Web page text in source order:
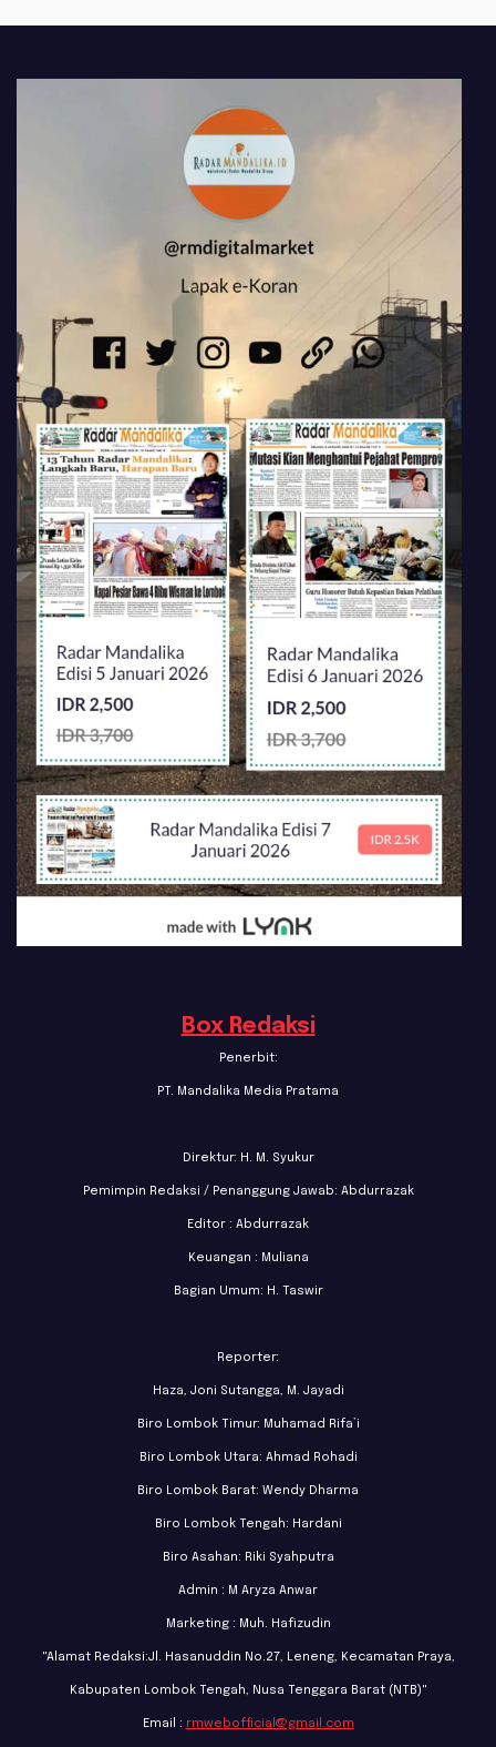
Box Redaksi
Penerbit:
PT. Mandalika Media Pratama
Direktur: H. M. Syukur
Pemimpin Redaksi / Penanggung Jawab: Abdurrazak
Editor : Abdurrazak
Keuangan : Muliana
Bagian Umum: H. Taswir
Reporter:
Haza, Joni Sutangga, M. Jayadi
Biro Lombok Timur: Muhamad Rifa’i
Biro Lombok Utara: Ahmad Rohadi
Biro Lombok Barat: Wendy Dharma
Biro Lombok Tengah: Hardani
Biro Asahan: Riki Syahputra
Admin : M Aryza Anwar
Marketing : Muh. Hafizudin
"Alamat Redaksi:Jl. Hasanuddin No.27, Leneng, Kecamatan Praya,
Kabupaten Lombok Tengah, Nusa Tenggara Barat (NTB)"
Email : rmwebofficial@gmail.com